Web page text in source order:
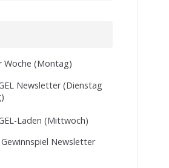
Woche (Montag)
Newsletter (Dienstag
Laden (Mittwoch)
Newsletter